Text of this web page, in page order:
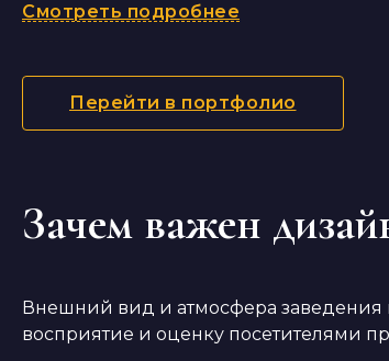
Смотреть подробнее
Перейти в портфолио
Зачем важен
Внешний вид и атмосфера заведения
восприятие и оценку посетителями